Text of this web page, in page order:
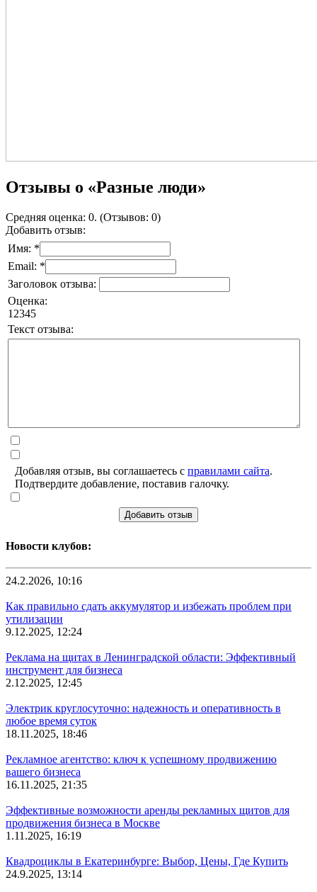
Отзывы о «Разные люди»
Средняя оценка: 0. (Отзывов: 0)
Добавить отзыв:
Имя: *
Email: *
Заголовок отзыва:
Оценка:
1 2345
Текст отзыва:
Добавляя отзыв, вы соглашаетесь с правилами сайта.
Подтвердите добавление, поставив галочку.
Добавить отзыв
Новости клубов:
24.2.2026, 10:16
Как правильно сдать аккумулятор и избежать проблем при
утилизации
9.12.2025, 12:24
Реклама на щитах в Ленинградской области: Эффективный
инструмент для бизнеса
2.12.2025, 12:45
Электрик круглосуточно: надежность и оперативность в
любое время суток
18.11.2025, 18:46
Рекламное агентство: ключ к успешному продвижению
вашего бизнеса
16.11.2025, 21:35
Эффективные возможности аренды рекламных щитов для
продвижения бизнеса в Москве
1.11.2025, 16:19
Квадроциклы в Екатеринбурге: Выбор, Цены, Где Купить
24.9.2025, 13:14